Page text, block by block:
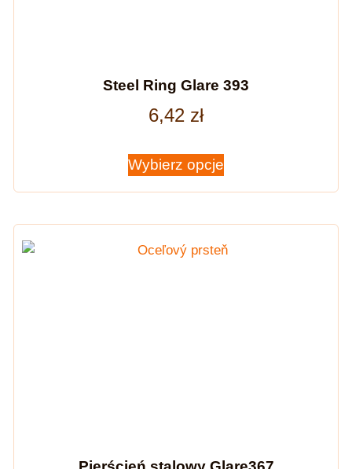
Steel Ring Glare 393
6,42 zł
Wybierz opcje